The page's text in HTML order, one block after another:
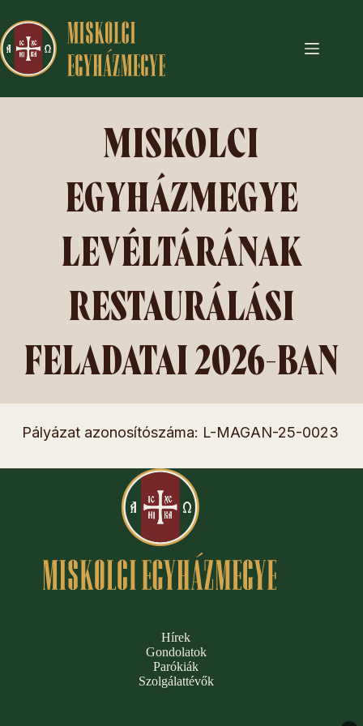
MISKOLCI
EGYHÁZMEGYE
LEVÉLTÁRÁNAK
RESTAURÁLÁSI
FELADATAI 2026-BAN
Pályázat azonosítószáma: L-MAGAN-25-0023
Hírek
Gondolatok
Parókiák
Szolgálattévők